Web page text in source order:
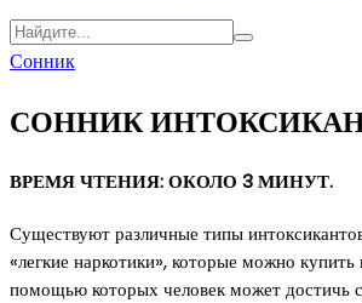
Сонник
СОННИК
ВРЕМЯ ЧТЕНИЯ: ОКОЛО 3 МИНУТ.
Существуют различные типы
«легкие наркотики», которые можно
помощью которых человек может достичь